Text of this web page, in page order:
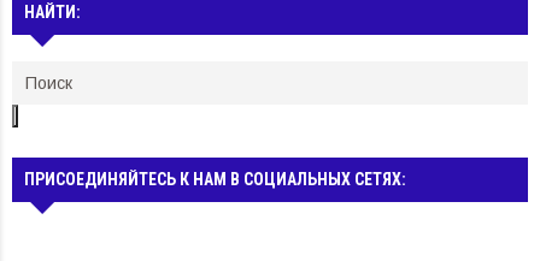
НАЙТИ:
ПРИСОЕДИНЯЙТЕСЬ К НАМ В СОЦИАЛЬНЫХ СЕТЯХ: